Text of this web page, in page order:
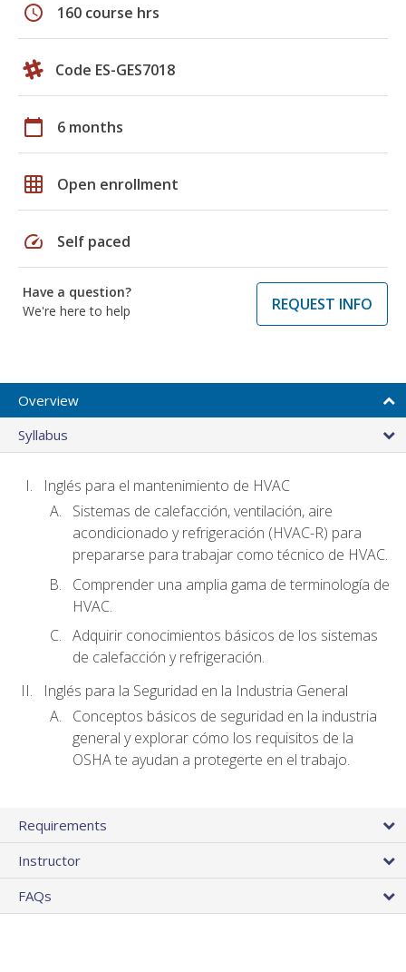
schedule 160 course hrs
Code ES-GES7018
calendar_today 6 months
grid_on Open enrollment
speed Self paced
Have a question?
We're here to help
REQUEST INFO
Overview
Syllabus
Inglés para el mantenimiento de HVAC
Sistemas de calefacción, ventilación, aire
acondicionado y refrigeración (HVAC-R) para
prepararse para trabajar como técnico de HVAC.
Comprender una amplia gama de terminología de
HVAC.
Adquirir conocimientos básicos de los sistemas
de calefacción y refrigeración.
Inglés para la Seguridad en la Industria General
Conceptos básicos de seguridad en la industria
general y explorar cómo los requisitos de la
OSHA te ayudan a protegerte en el trabajo.
Requirements
Instructor
FAQs